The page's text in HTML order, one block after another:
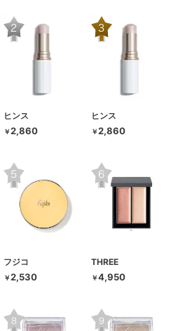
ヒンス
￥2,860
ヒンス
￥2,860
フジコ
￥2,530
THREE
￥4,950